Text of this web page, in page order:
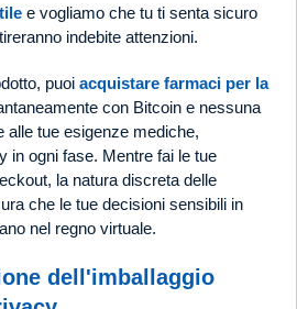
e vogliamo che tu ti senta sicuro
indebite attenzioni.
puoi acquistare farmaci per la
con Bitcoin e nessuna
alle tue esigenze mediche,
in ogni fase. Mentre fai le tue
la natura discreta delle
che le tue decisioni sensibili in
nel regno virtuale.
dell'imballaggio